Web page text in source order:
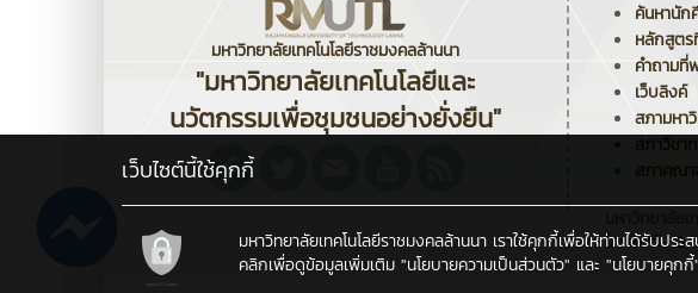
มหาวิทยาลัยเทคโนโลยีราชมงคลล้านนา
"มหาวิทยาลัยเทคโนโลยีและ
นวัตกรรมเพื่อชุมชนอย่างยั่งยืน"
ค้นหานัก
หลักสูตร
คำถาม
เว็บลิงค์
สภามหา
โทรศัพท์ : 0
เว็บไซต์นี้ใช้คุกกี้
มหาวิทยาลัยเทคโนโลยีราชมงคลล้านนา เราใช้คุกกี้เพื่อให้ท่านได้รับปร
คลิกเพื่อดูข้อมูลเพิ่มเติม "นโยบายความเป็นส่วนตัว" และ "นโยบายคุกกี้"